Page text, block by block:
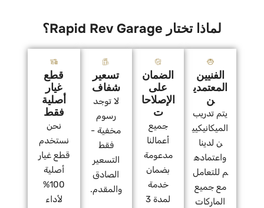
لماذا تختار Rapid Rev Garage؟
الفنيين
المعتمدي
ن
يتم تدريب
الميكانيكيي
ن لدينا
واعتماده
م للتعامل
مع جميع
الماركات
الضمان
على
الإصلاحا
ت
جميع
أعمالنا
مدعومة
بضمان
خدمة
لمدة 3
تسعير
شفاف
لا توجد
رسوم
مخفية -
فقط
التسعير
الصادق
والمقدم.
قطع
غيار
أصلية
فقط
نحن
نستخدم
قطع غيار
أصلية
100%
لأداء